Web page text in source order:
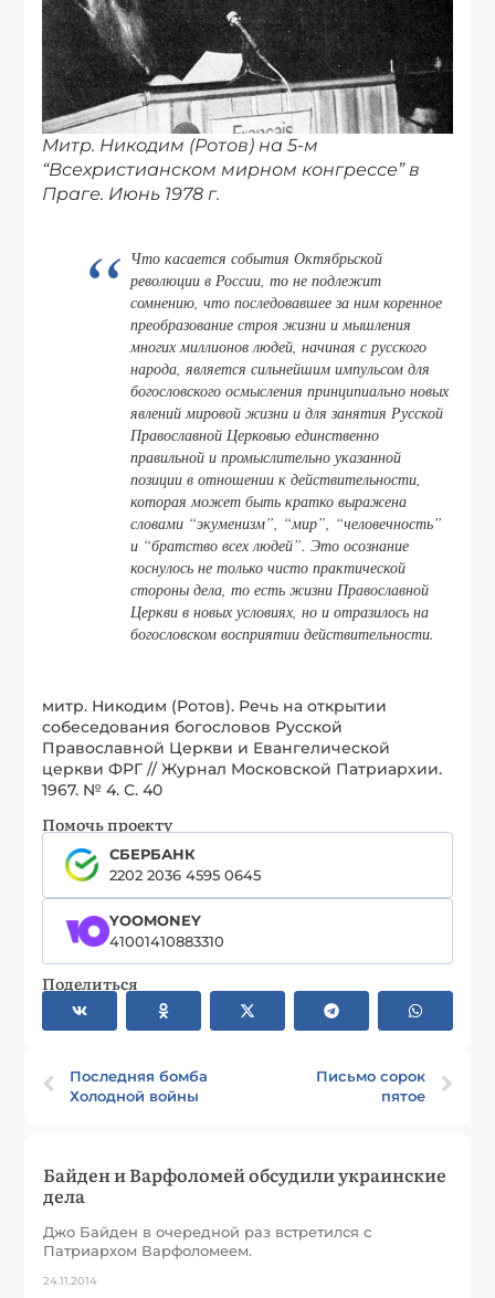
Митр. Никодим (Ротов) на 5-м
“Всехристианском мирном конгрессе” в
Праге. Июнь 1978 г.
Что касается события Октябрьской
революции в России, то не подлежит
сомнению, что последовавшее за ним коренное
преобразование строя жизни и мышления
многих миллионов людей, начиная с русского
народа, является сильнейшим импульсом для
богословского осмысления принципиально новых
явлений мировой жизни и для занятия Русской
Православной Церковью единственно
правильной и промыслительно указанной
позиции в отношении к действительности,
которая может быть кратко выражена
словами “экуменизм”, “мир”, “человечность”
и “братство всех людей”. Это осознание
коснулось не только чисто практической
стороны дела, то есть жизни Православной
Церкви в новых условиях, но и отразилось на
богословском восприятии действительности.
митр. Никодим (Ротов). Речь на открытии
собеседования богословов Русской
Православной Церкви и Евангелической
церкви ФРГ // Журнал Московской Патриархии.
1967. № 4. С. 40
Помочь проекту
СБЕРБАНК
2202 2036 4595 0645
YOOMONEY
41001410883310
Поделиться
Последняя бомба
Холодной войны
Письмо сорок
пятое
Байден и Варфоломей обсудили украинские
дела
Джо Байден в очередной раз встретился с
Патриархом Варфоломеем.
24.11.2014